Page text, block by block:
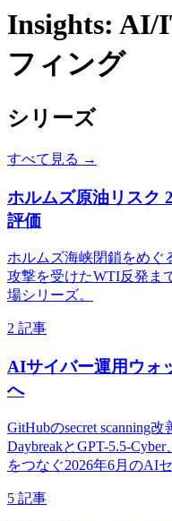
Insights: AI/
フィング
シリーズ
すべて見る →
ホルムズ原油リスク
評価
ホルムズ海峡閉鎖をめぐ
攻撃を受けたWTI反発ま
場シリーズ。
2 記事
AIサイバー運用ウォ
へ
GitHubのsecret scanning
DaybreakとGPT-5.5-
をつなぐ2026年6月のAI
5 記事